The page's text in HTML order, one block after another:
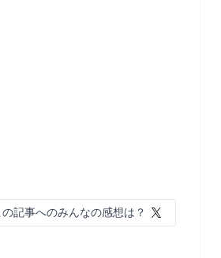
の記事へのみんなの感想は？